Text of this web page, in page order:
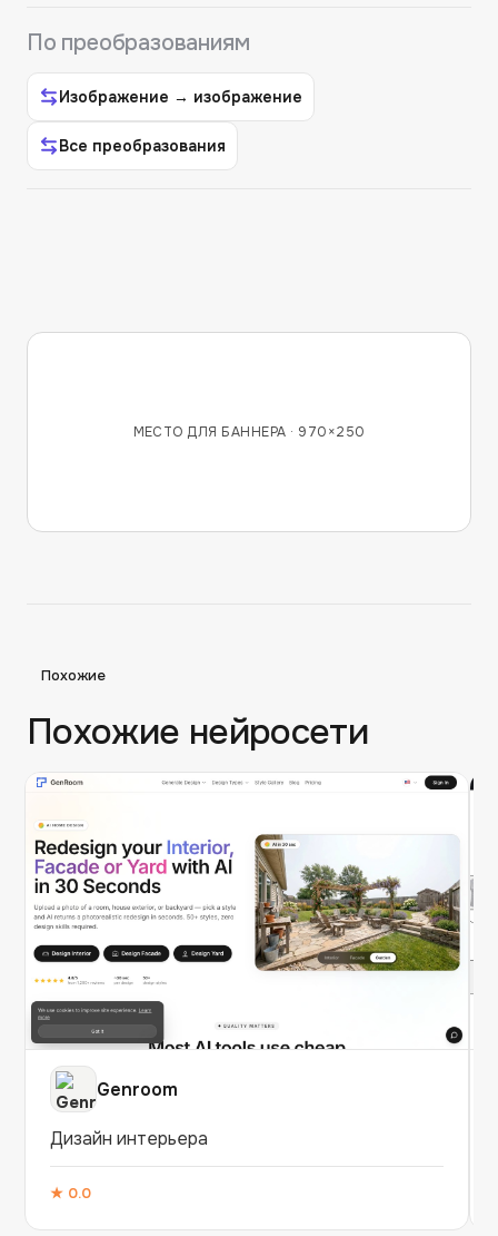
По преобразованиям
Изображение → изображение
Все преобразования
МЕСТО ДЛЯ БАННЕРА · 970×250
Похожие
Похожие нейросети
Genroom
Дизайн интерьера
★ 0.0